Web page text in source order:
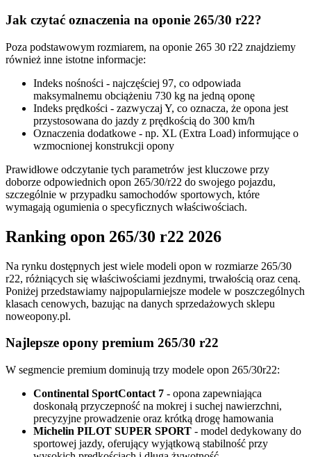
Jak czytać oznaczenia na oponie 265/30 r22?
Poza podstawowym rozmiarem, na oponie 265 30 r22 znajdziemy
również inne istotne informacje:
Indeks nośności - najczęściej 97, co odpowiada
maksymalnemu obciążeniu 730 kg na jedną oponę
Indeks prędkości - zazwyczaj Y, co oznacza, że opona jest
przystosowana do jazdy z prędkością do 300 km/h
Oznaczenia dodatkowe - np. XL (Extra Load) informujące o
wzmocnionej konstrukcji opony
Prawidłowe odczytanie tych parametrów jest kluczowe przy
doborze odpowiednich opon 265/30/r22 do swojego pojazdu,
szczególnie w przypadku samochodów sportowych, które
wymagają ogumienia o specyficznych właściwościach.
Ranking opon 265/30 r22 2026
Na rynku dostępnych jest wiele modeli opon w rozmiarze 265/30
r22, różniących się właściwościami jezdnymi, trwałością oraz ceną.
Poniżej przedstawiamy najpopularniejsze modele w poszczególnych
klasach cenowych, bazując na danych sprzedażowych sklepu
noweopony.pl.
Najlepsze opony premium 265/30 r22
W segmencie premium dominują trzy modele opon 265/30r22:
Continental SportContact 7 - opona zapewniająca
doskonałą przyczepność na mokrej i suchej nawierzchni,
precyzyjne prowadzenie oraz krótką drogę hamowania
Michelin PILOT SUPER SPORT - model dedykowany do
sportowej jazdy, oferujący wyjątkową stabilność przy